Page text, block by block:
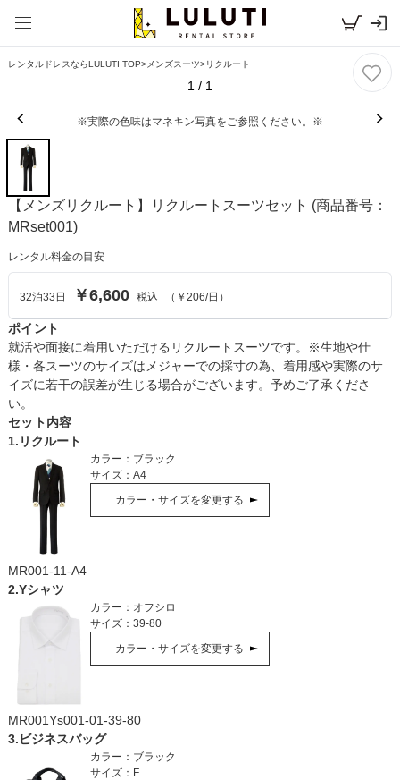
レンタルドレスならLULUTI TOP>メンズスーツ>リクルート
1 / 1
※実際の色味はマネキン写真をご参照ください。※
【メンズリクルート】リクルートスーツセット (商品番号：
MRset001)
レンタル料金の目安
32泊33 日 ￥6,600 税込 （ ￥206/日）
ポイント
就活や面接に着用いただけるリクルートスーツです。※生地や仕
様・各スーツのサイズはメジャーでの採寸の為、着用感や実際のサ
イズに若干の誤差が生じる場合がございます。予めご了承くださ
い。
セット内容
1. リクルート
カラー： ブラック
サイズ： A4
カラー・サイズを変更する
MR001-11-A4
2.Yシャツ
カラー： オフシロ
サイズ： 39-80
カラー・サイズを変更する
MR001Ys001-01-39-80
3.ビジネスバッグ
カラー： ブラック
サイズ： F